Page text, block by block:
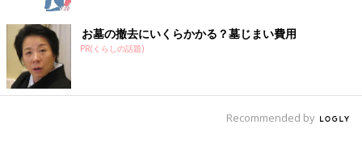
お墓の撤去にいくらかかる？墓じまい費用
PR(くらしの話題)
Recommended by